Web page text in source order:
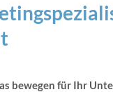
bewegen für Ihr